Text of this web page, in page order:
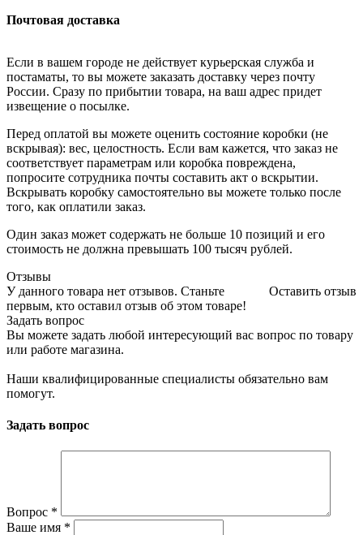
Почтовая доставка
Если в вашем городе не действует курьерская служба и
постаматы, то вы можете заказать доставку через почту
России. Сразу по прибытии товара, на ваш адрес придет
извещение о посылке.
Перед оплатой вы можете оценить состояние коробки (не
вскрывая): вес, целостность. Если вам кажется, что заказ не
соответствует параметрам или коробка повреждена,
попросите сотрудника почты составить акт о вскрытии.
Вскрывать коробку самостоятельно вы можете только после
того, как оплатили заказ.
Один заказ может содержать не больше 10 позиций и его
стоимость не должна превышать 100 тысяч рублей.
Отзывы
Оставить отзыв
У данного товара нет отзывов. Станьте
первым, кто оставил отзыв об этом товаре!
Задать вопрос
Вы можете задать любой интересующий вас вопрос по товару
или работе магазина.
Наши квалифицированные специалисты обязательно вам
помогут.
Задать вопрос
Вопрос *
Ваше имя *